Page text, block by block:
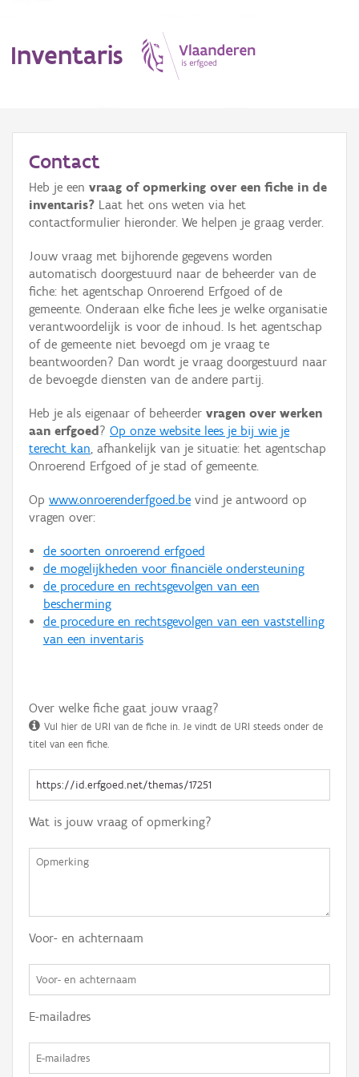
Inventaris
Erfgoedobject
Aanduidingsobject
Waarneming
Thema
Gebeurtenis
Persoon of collectief
Hergebruik
Aanmelden
Contact
Heb je een vraag of opmerking over een fiche in de
inventaris? Laat het ons weten via het
contactformulier hieronder. We helpen je graag verder.
Jouw vraag met bijhorende gegevens worden
automatisch doorgestuurd naar de beheerder van de
fiche: het agentschap Onroerend Erfgoed of de
gemeente. Onderaan elke fiche lees je welke organisatie
verantwoordelijk is voor de inhoud. Is het agentschap
of de gemeente niet bevoegd om je vraag te
beantwoorden? Dan wordt je vraag doorgestuurd naar
de bevoegde diensten van de andere partij.
Heb je als eigenaar of beheerder vragen over werken
aan erfgoed ? Op onze website lees je bij wie je
terecht kan, afhankelijk van je situatie: het agentschap
Onroerend Erfgoed of je stad of gemeente.
Op www.onroerenderfgoed.be vind je antwoord op
vragen over:
de soorten onroerend erfgoed
de mogelijkheden voor financiële ondersteuning
de procedure en rechtsgevolgen van een
bescherming
de procedure en rechtsgevolgen van een vaststelling
van een inventaris
Over welke fiche gaat jouw vraag?
Vul hier de URI van de fiche in. Je vindt de URI steeds onder de
titel van een fiche.
Wat is jouw vraag of opmerking?
Voor- en achternaam
E-mailadres